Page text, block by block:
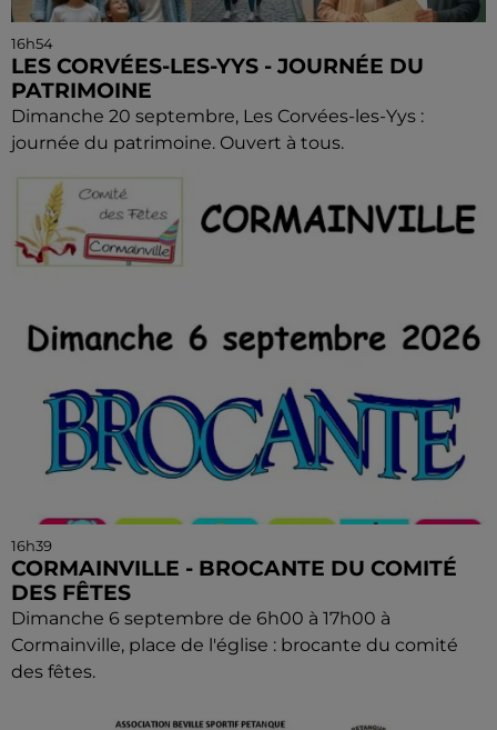
16h54
LES CORVÉES-LES-YYS - JOURNÉE DU
PATRIMOINE
Dimanche 20 septembre, Les Corvées-les-Yys :
journée du patrimoine. Ouvert à tous.
16h39
CORMAINVILLE - BROCANTE DU COMITÉ
DES FÊTES
Dimanche 6 septembre de 6h00 à 17h00 à
Cormainville, place de l'église : brocante du comité
des fêtes.